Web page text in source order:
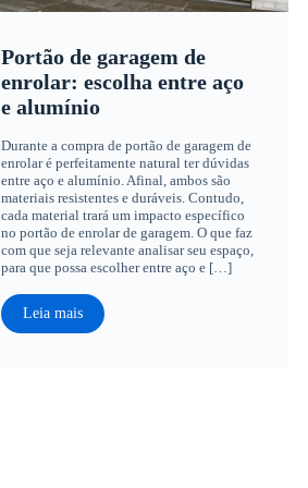
Portão de garagem de
enrolar: escolha entre aço
e alumínio
Durante a compra de portão de garagem de
enrolar é perfeitamente natural ter dúvidas
entre aço e alumínio. Afinal, ambos são
materiais resistentes e duráveis. Contudo,
cada material trará um impacto específico
no portão de enrolar de garagem. O que faz
com que seja relevante analisar seu espaço,
para que possa escolher entre aço e […]
Leia mais